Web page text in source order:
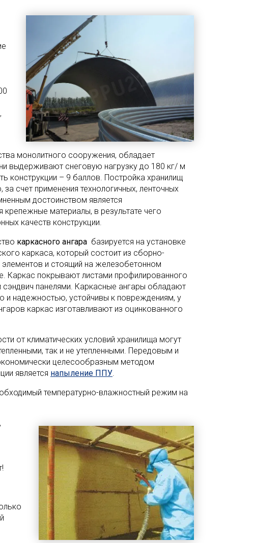
монолитного сооружения, обладает
выдерживают снеговую нагрузку до 180 кг/ м
конструкции – 9 баллов. Постройка хранилищ
счет применения технологичных, ленточных
достоинством является
материалы, в результате чего
качеств конструкции.
каркасного ангара базируется на установке
каркаса, который состоит из сборно-
и стоящий на железобетонном
Каркас покрывают листами профилированного
сэндвич панелями. Каркасные ангары обладают
и надежностью, устойчивы к повреждениям, у
каркас изготавливают из оцинкованного
от климатических условий хранилища могут
так и не утепленными. Передовым и
целесообразным методом
является напыление ППУ.
температурно-влажностный режим на